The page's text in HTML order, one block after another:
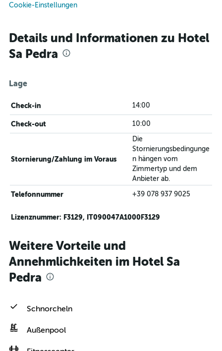
Cookie-Einstellungen
Details und Informationen zu Hotel
Sa Pedra
Lage
Check-in 14:00
Check-out 10:00
Stornierung/Zahlung im Voraus
Die
Stornierungsbedingunge
n hängen vom
Zimmertyp und dem
Anbieter ab.
Telefonnummer +39 078 937 9025
Lizenznummer: F3129, IT090047A1000F3129
Weitere Vorteile und
Annehmlichkeiten im Hotel Sa
Pedra
Schnorcheln
Außenpool